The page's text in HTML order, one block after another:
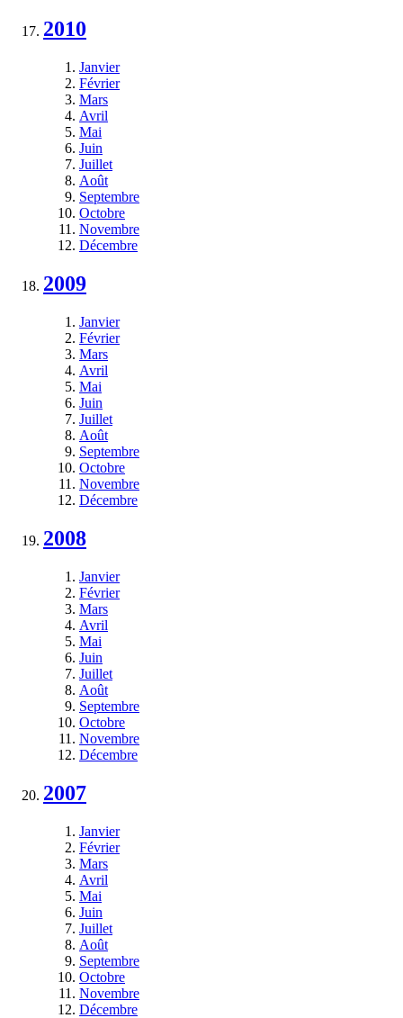
2010
Janvier
Février
Mars
Avril
Mai
Juin
Juillet
Août
Septembre
Octobre
Novembre
Décembre
2009
Janvier
Février
Mars
Avril
Mai
Juin
Juillet
Août
Septembre
Octobre
Novembre
Décembre
2008
Janvier
Février
Mars
Avril
Mai
Juin
Juillet
Août
Septembre
Octobre
Novembre
Décembre
2007
Janvier
Février
Mars
Avril
Mai
Juin
Juillet
Août
Septembre
Octobre
Novembre
Décembre